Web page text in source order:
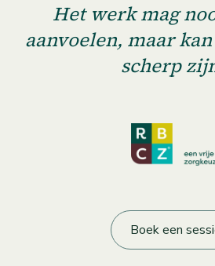
Het werk mag
aanvoelen, maar
scherp
Boek een